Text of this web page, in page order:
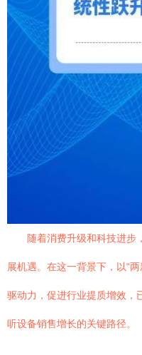
随着消费升级和科技进步
展机遇。在这一背景下，以
驱动力，促进行业提质增效，
听设备销售增长的关键路径。